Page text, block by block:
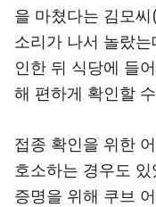
을 마쳤다는 김모
소리가 나서 놀랐
인한 뒤 식당에 들
해 편하게 확인할
접종 확인을 위한
호소하는 경우도
증명을 위해 쿠브